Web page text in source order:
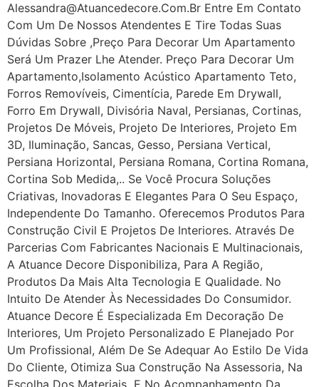
Alessandra@atuancedecore.com.br Entre Em Contato
Com Um De Nossos Atendentes E Tire Todas Suas
Dúvidas Sobre ,Preço Para Decorar Um Apartamento
Será Um Prazer Lhe Atender. Preço Para Decorar Um
Apartamento,Isolamento Acústico Apartamento Teto,
Forros Removíveis, Cimentícia, Parede Em Drywall,
Forro Em Drywall, Divisória Naval, Persianas, Cortinas,
Projetos De Móveis, Projeto De Interiores, Projeto Em
3D, Iluminação, Sancas, Gesso, Persiana Vertical,
Persiana Horizontal, Persiana Romana, Cortina Romana,
Cortina Sob Medida,.. Se Você Procura Soluções
Criativas, Inovadoras E Elegantes Para O Seu Espaço,
Independente Do Tamanho. Oferecemos Produtos Para
Construção Civil E Projetos De Interiores. Através De
Parcerias Com Fabricantes Nacionais E Multinacionais,
A Atuance Decore Disponibiliza, Para A Região,
Produtos Da Mais Alta Tecnologia E Qualidade. No
Intuito De Atender Às Necessidades Do Consumidor.
Atuance Decore É Especializada Em Decoração De
Interiores, Um Projeto Personalizado E Planejado Por
Um Profissional, Além De Se Adequar Ao Estilo De Vida
Do Cliente, Otimiza Sua Construção Na Assessoria, Na
Escolha Dos Materiais E No Acompanhamento Da